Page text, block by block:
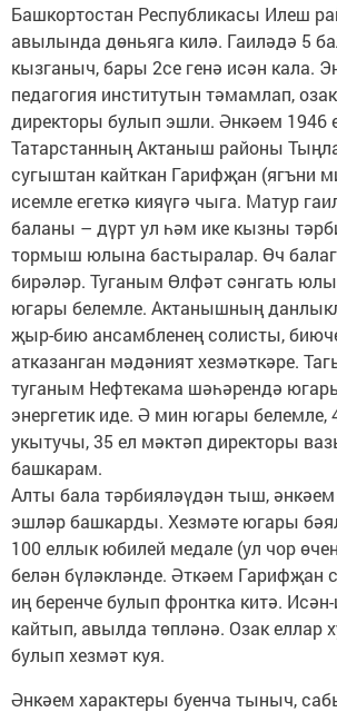
Башкортостан Республикасы Илеш
авылында дөньяга килә. Гаиләдә 5
кызганыч, бары 2се генә исән кала.
педагогия институтын тәмамлап,
директоры булып эшли. Әнкәем 1946
Татарстанның Актаныш районы
сугыштан кайткан Гарифҗан (ягъни
исемле егеткә кияүгә чыга. Матур
баланы – дүрт ул һәм ике кызны
тормыш юлына бастыралар. Өч
бирәләр. Туганым Өлфәт сәнгать
югары белемле. Актанышның
җыр-бию ансамбленең солисты,
атказанган мәдәният хезмәткәре.
туганым Нефтекама шәһәрендә
энергетик иде. Ә мин югары белемле,
укытучы, 35 ел мәктәп директоры
башкарам.
Алты бала тәрбияләүдән тыш, әнкәем
эшләр башкарды. Хезмәте югары
100 еллык юбилей медале (ул чор
белән бүләкләнде. Әткәем Гарифҗан
иң беренче булып фронтка китә.
кайтып, авылда төпләнә. Озак еллар
булып хезмәт куя.
Әнкәем характеры буенча тыныч,